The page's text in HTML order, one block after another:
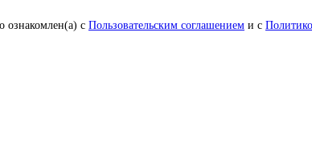
ознакомлен(а) с Пользовательским соглашением и с